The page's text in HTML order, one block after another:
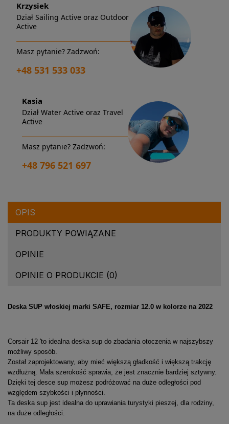
Krzysiek
Dział Sailing Active oraz Outdoor
Active
Masz pytanie? Zadzwoń:
+48 531 533 033
Kasia
Dział Water Active oraz Travel
Active
Masz pytanie? Zadzwoń:
+48 796 521 697
OPIS
PRODUKTY POWIĄZANE
OPINIE
OPINIE O PRODUKCIE (0)
Deska SUP włoskiej marki SAFE, rozmiar 12.0 w kolorze na 2022
Corsair 12 'to idealna deska sup do zbadania otoczenia w najszybszy
możliwy sposób.
Został zaprojektowany, aby mieć większą gładkość i większą trakcję
wzdłużną. Mała szerokość sprawia, że jest znacznie bardziej sztywny.
Dzięki tej desce sup możesz podróżować na duże odległości pod
względem szybkości i płynności.
Ta deska sup jest idealna do uprawiania turystyki pieszej, dla rodziny,
na duże odległości.